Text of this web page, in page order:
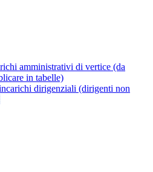
amministrativi di vertice (da
in tabelle)
dirigenziali (dirigenti non